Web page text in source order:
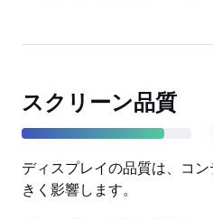
スクリーン品質
ディスプレイの品質は、コ
きく影響します。